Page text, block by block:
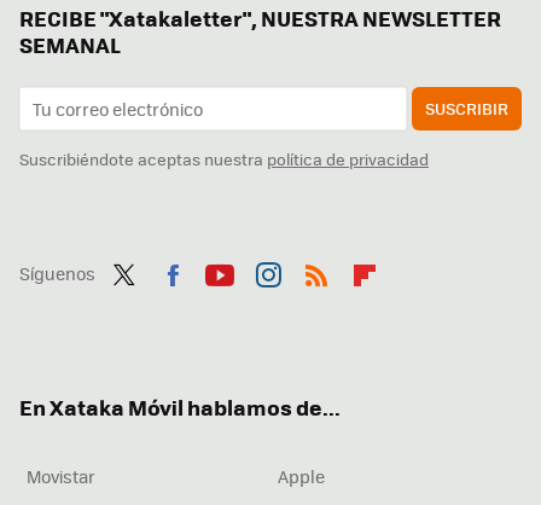
RECIBE "Xatakaletter", NUESTRA NEWSLETTER
SEMANAL
SUSCRIBIR
Suscribiéndote aceptas nuestra política de privacidad
Síguenos
En Xataka Móvil hablamos de...
Movistar
Apple